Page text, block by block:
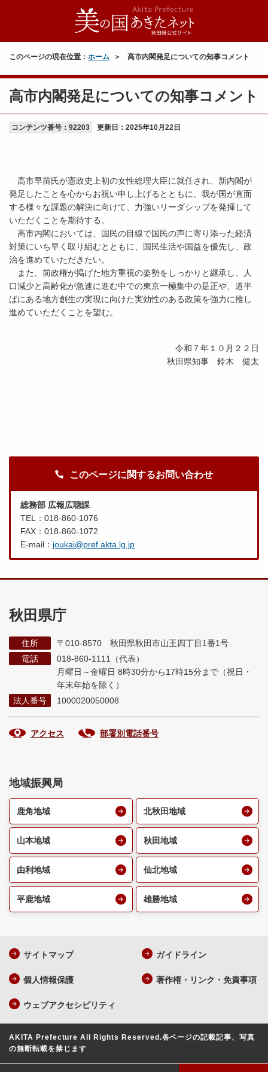
このページの現在位置： ホーム 高市内閣発足についての知事コメント
高市内閣発足についての知事コメント
コンテンツ番号：92203 更新日： 2025年10月22日
高市早苗氏が憲政史上初の女性総理大臣に就任され、新内閣が
発足したことを心からお祝い申し上げるとともに、我が国が直面
する様々な課題の解決に向けて、力強いリーダシップを発揮して
いただくことを期待する。
高市内閣においては、国民の目線で国民の声に寄り添った経済
対策にいち早く取り組むとともに、国民生活や国益を優先し、政
治を進めていただきたい。
また、前政権が掲げた地方重視の姿勢をしっかりと継承し、人
口減少と高齢化が急速に進む中での東京一極集中の是正や、道半
ばにある地方創生の実現に向けた実効性のある政策を強力に推し
進めていただくことを望む。
令和７年１０月２２日
秋田県知事 鈴木 健太
このページに関するお問い合わせ
総務部 広報広聴課
TEL：018-860-1076
FAX：018-860-1072
E-mail： joukai@pref.akta.lg.jp
秋田県庁
住所
〒010-8570 秋田県秋田市山王四丁目1番1号
電話
018-860-1111（代表）
月曜日～金曜日 8時30分から17時15分まで （祝日・
年末年始を除く）
法人番号
1000020050008
アクセス 部署別電話番号
地域振興局
鹿角地域 北秋田地域
山本地域 秋田地域
由利地域 仙北地域
平鹿地域 雄勝地域
サイトマップ ガイドライン
個人情報保護 著作権・リンク・免責事項
ウェブアクセシビリティ
AKITA Prefecture All Rights Reserved.各ページの記載記事、写真
の無断転載を禁じます